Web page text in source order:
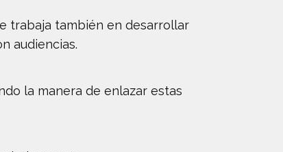
trabaja también en desarrollar
audiencias.
la manera de enlazar estas